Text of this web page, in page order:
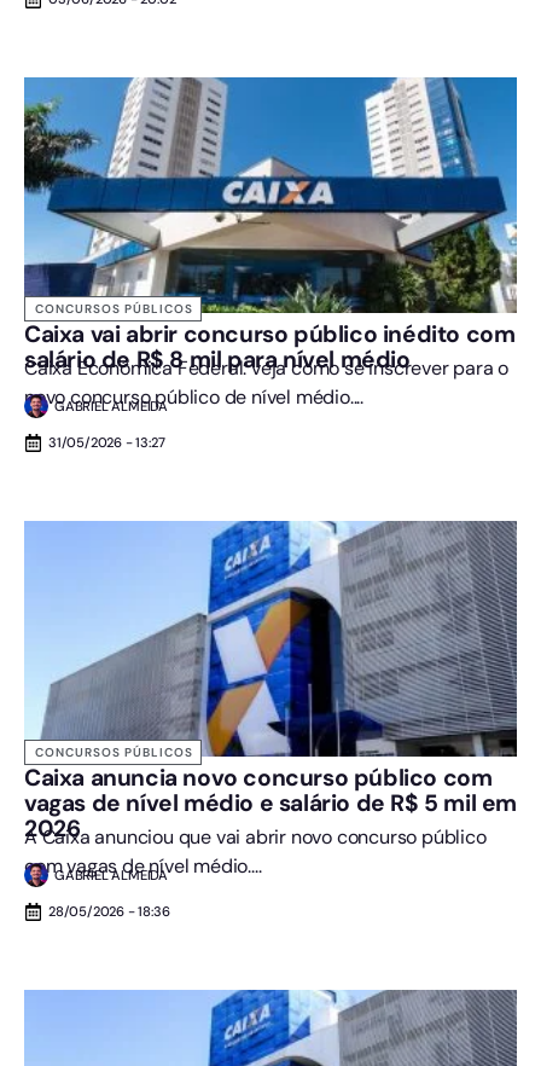
CONCURSOS PÚBLICOS
Caixa vai abrir concurso público inédito com
salário de R$ 8 mil para nível médio
Caixa Econômica Federal: veja como se inscrever para o
novo concurso público de nível médio....
GABRIEL ALMEIDA
31/05/2026 - 13:27
CONCURSOS PÚBLICOS
Caixa anuncia novo concurso público com
vagas de nível médio e salário de R$ 5 mil em
2026
A Caixa anunciou que vai abrir novo concurso público
com vagas de nível médio....
GABRIEL ALMEIDA
28/05/2026 - 18:36